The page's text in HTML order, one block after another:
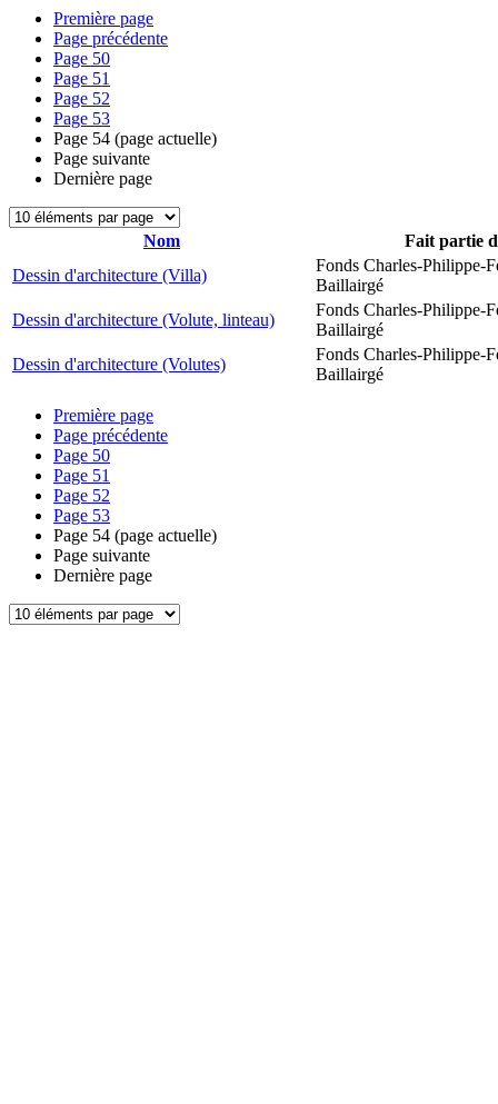
Première page
Page précédente
Page 50
Page 51
Page 52
Page 53
Page 54 (page actuelle)
Page suivante
Dernière page
Nom
Fait partie
Dessin d'architecture (Villa)
Fonds Charles-Philippe-
Baillairgé
Dessin d'architecture (Volute, linteau)
Fonds Charles-Philippe-
Baillairgé
Dessin d'architecture (Volutes)
Fonds Charles-Philippe-
Baillairgé
Première page
Page précédente
Page 50
Page 51
Page 52
Page 53
Page 54 (page actuelle)
Page suivante
Dernière page